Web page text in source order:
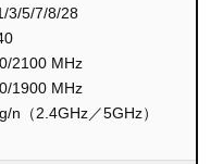
3/5/7/8/28
2100 MHz
1900 MHz
n（2.4GHz／5GHz）